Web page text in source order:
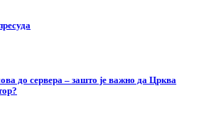
до сервера – зашто је важно да Црква